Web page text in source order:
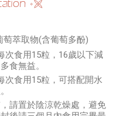
萄萃取物(含葡萄多酚)
次食用15粒，16歲以下減
食無益。
次食用15粒，可搭配開水
請置於陰涼乾燥處，避免